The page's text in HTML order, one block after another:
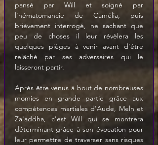
pansé par Will et soigné par
l'hématomancie de Camélia, puis
brièvement interrogé, ne sachant que
peu de choses il leur révèlera les
quelques pièges à venir avant d'être
relâché par ses adversaires qui le
laisseront partir.
Après être venus à bout de nombreuses
momies en grande partie grâce aux
compétences martiales d'Aude, Meln et
Za'addha, c'est Will qui se montrera
déterminant grâce à son évocation pour
leur permettre de traverser sans risques